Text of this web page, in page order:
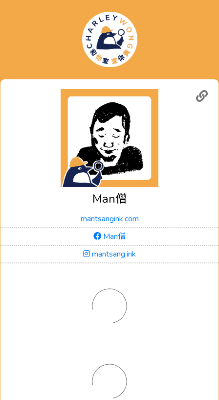
Man僧
mantsangink.com
Man僧
mantsang.ink